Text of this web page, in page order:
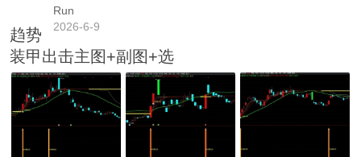
Run
2026-6-9
趋势
装甲出击主图+副图+选